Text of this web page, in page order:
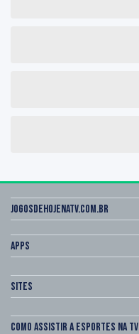
Jogosdehojenatv.com.br
Apps
Sites
Como assistir a esportes na TV